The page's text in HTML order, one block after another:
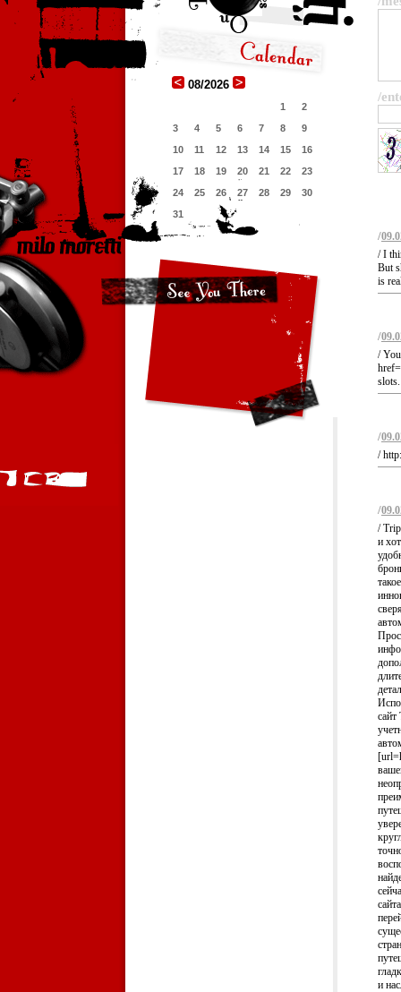
08/2026
1
2
3
4 5 6 7 8
9
10
11 12 13 14 15
16
17
18 19 20 21 22
23
24
25 26 27 28 29
30
31
/
/
/ I
But
is
/
/
/
/
/
/
и
сайт
и